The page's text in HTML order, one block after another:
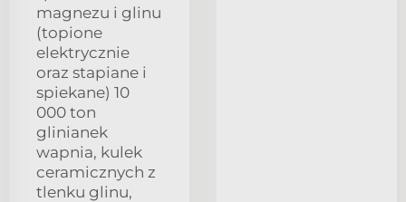
magnezu i glinu
(topione
elektrycznie
oraz stapiane i
spiekane) 10
000 ton
glinianek
wapnia, kulek
ceramicznych z
tlenku glinu,